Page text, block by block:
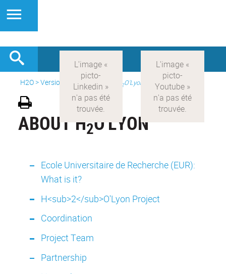
H2O>Version anglaise > 2O'Lyon
ABOUT H2O'LYON
Ecole Universitaire de Recherche (EUR):
What is it?
H<sub>2</sub>O'Lyon Project
Coordination
Project Team
Partnership